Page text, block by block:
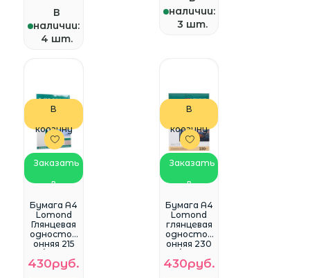
В
наличии:
4 шт.
наличии:
3 шт.
В
корзину
Заказать
в
WhatsApp
Бумага A4
Lomond
Глянцевая
одностор
онняя 215
(0102080)
430руб.
В
корзину
Заказать
в
WhatsApp
Бумага A4
Lomond
глянцевая
одностор
онняя 230
(0102049)
430руб.